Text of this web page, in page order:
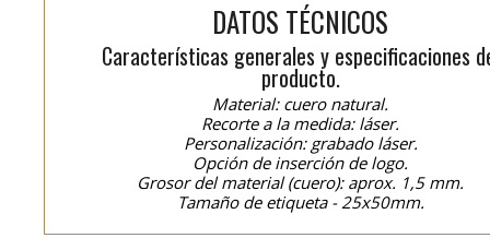
DATOS TÉCNICOS
Características generales y especificaciones
producto.
Material: cuero natural.
Recorte a la medida: láser.
Personalización: grabado láser.
Opción de inserción de logo.
Grosor del material (cuero): aprox. 1,5 mm.
Tamaño de etiqueta - 25x50mm.